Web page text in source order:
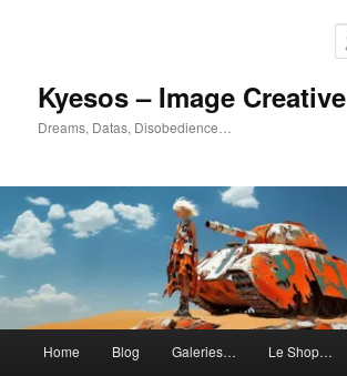
Kyesos – Image Creative
Dreams, Datas, Disobedience…
principal
Home Blog Galeries… Le Shop…